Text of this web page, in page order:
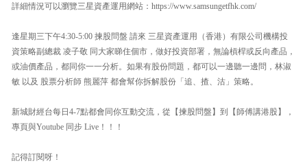
詳細情況可以瀏覽三星資產運用網站：https://www.samsungetfhk.com/
逢星期三下午4:30-5:00 揀股問盤 請來 三星資產運用（香港）有限公司機構投
資策略副總裁 凌子敬 同大家睇住個市，做好投資部署，無論槓桿或反向產品，
或油價產品，都同你一一分析。如果有股份問題，都可以一邊聽一邊問，林淑
敏 以及 股票分析師 熊麗萍 都會幫你拆解股份「追、揸、沽」策略。
新城財經台每日4-7點都會同你互動交流，從【揀股問盤】到【師傅講港股】，
專頁與Youtube 同步 Live！！！
記得訂閱呀！